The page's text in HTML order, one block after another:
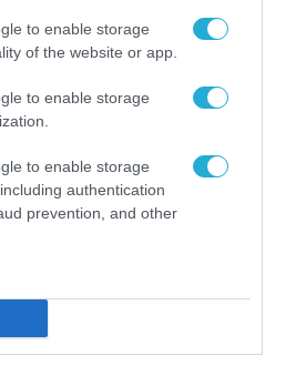
to enable storage
of the website or app.
to enable storage
to enable storage
authentication
prevention, and other
από τον ΣΚΑΪ – Ο λόγος της